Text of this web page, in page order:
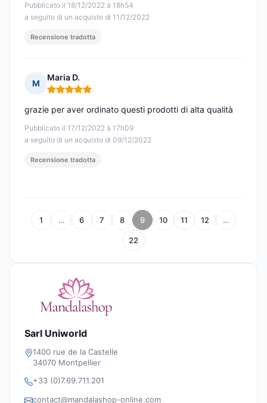
Pubblicato il 18/12/2022 à 18h54
a seguito di un acquisto di 11/12/2022
Recensione tradotta
M
Maria D.
Nota: 5 su 5
Pubblicato il 17/12/2022 à 17h09
a seguito di un acquisto di 09/12/2022
grazie per aver ordinato questi prodotti di alta qualità
Recensione tradotta
1 … 6 7 8 9 10 11 12 …
22
Sarl Uniworld
1400 rue de la Castelle
34070 Montpellier
+33 (0)7.69.711.201
contact@mandalashop-online.com